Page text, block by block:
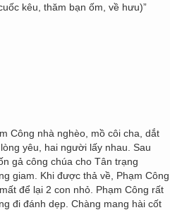
kêu, thăm bạn ốm, về hưu)”
Công nhà nghèo, mồ côi cha, dắt
yêu, hai người lấy nhau. Sau
gả công chúa cho Tân trạng
giam. Khi được thả về, Phạm Công
để lại 2 con nhỏ. Phạm Công rất
đi đánh dẹp. Chàng mang hài cốt